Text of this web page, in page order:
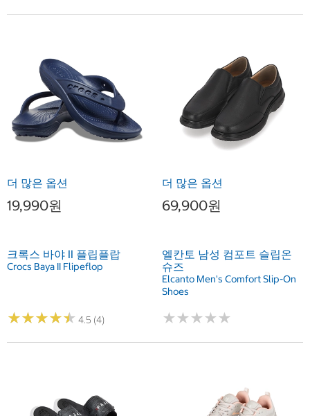
더 많은 옵션
19,990원
크록스 바야 II 플립플랍
Crocs Baya II Flipeflop
★★★★★
★★★★★ 4.5 (4)
더 많은 옵션
69,900원
엘칸토 남성 컴포트 슬립온
슈즈
Elcanto Men's Comfort Slip-On
Shoes
★★★★★
★★★★★